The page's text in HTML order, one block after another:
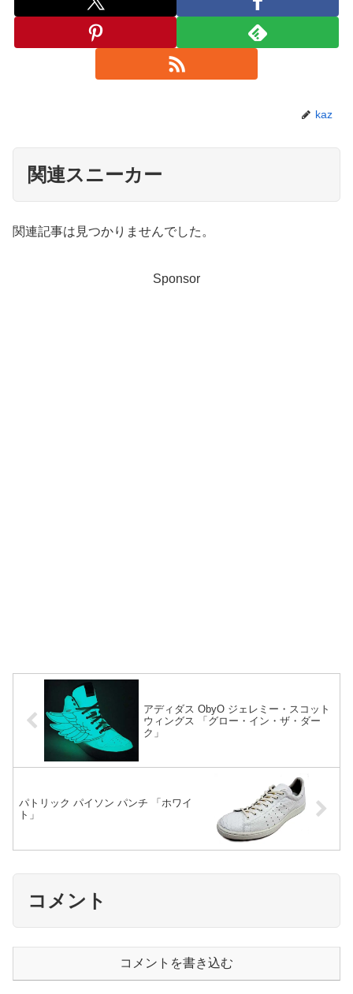
kaz
関連スニーカー
関連記事は見つかりませんでした。
Sponsor
アディダス ObyO ジェレミー・スコット
ウィングス 「グロー・イン・ザ・ダー
ク」
パトリック パイソン パンチ 「ホワイ
ト」
コメント
コメントを書き込む